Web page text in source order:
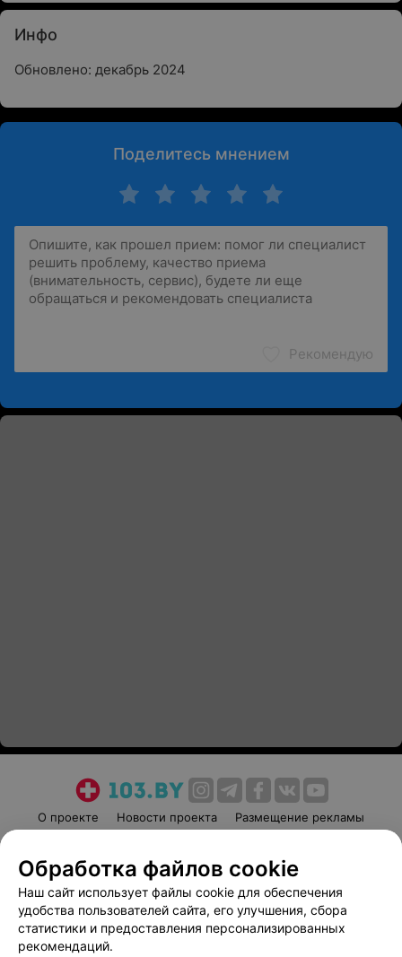
Инфо
Обновлено: декабрь 2024
Поделитесь мнением
Рекомендую
О проекте Новости проекта
Размещение рекламы
Пользовательское соглашение
Способы оплаты
Вакансии
Партнеры
Написать руководителю 103.by
Обработка файлов cookie
Наш сайт использует файлы cookie для обеспечения
удобства пользователей сайта, его улучшения, сбора
статистики и предоставления персонализированных
рекомендаций.